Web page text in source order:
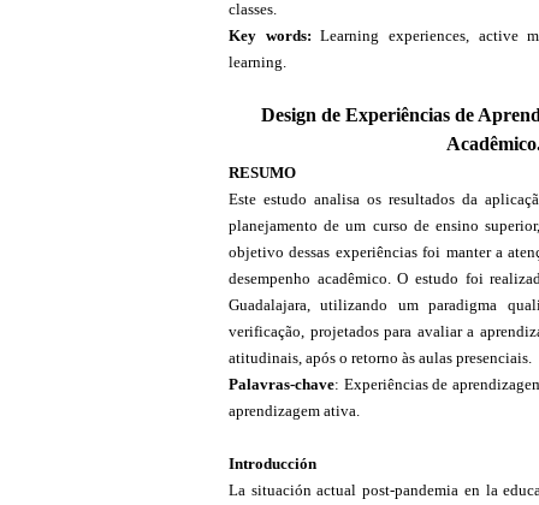
classes.
Key words:Learning experiences, active
learning.
Design de Experiências de
RESUMO
Este estudo analisa os resultados da
planejamento de um curso de ensino
objetivo dessas experiências foi manter a
desempenho acadêmico. O estudo foi
Guadalajara, utilizando um paradigma
verificação, projetados para avaliar a
atitudinais, após o retorno às aulas presenciais.
Palavras-chave: Experiências de
aprendizagem ativa.
Introducción
La situación actual post-pandemia en la